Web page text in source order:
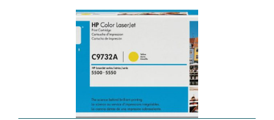
zoeken ZOEKEN